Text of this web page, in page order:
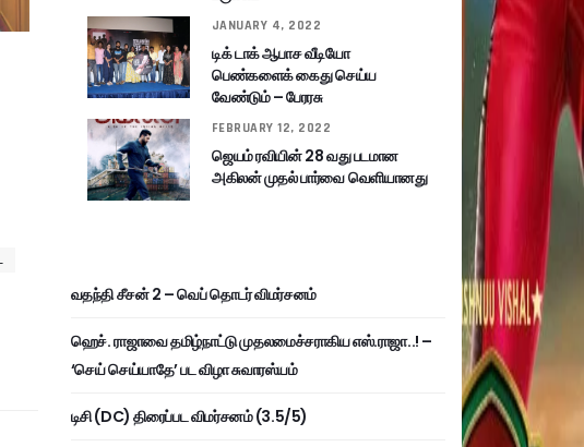
JANUARY 4, 2022
டிக் டாக் ஆபாச வீடியோ
பெண்களைக் கைது செய்ய
வேண்டும் – பேரரசு
FEBRUARY 12, 2022
ஜெயம் ரவியின் 28 வது படமான
அகிலன் முதல் பார்வை வெளியானது
வதந்தி சீசன் 2 – வெப் தொடர் விமர்சனம்
ஹெச். ராஜாவை தமிழ்நாட்டு முதலமைச்சராகிய எஸ்.ராஜா..! –
‘செய் செய்யாதே’ பட விழா சுவாரஸ்யம்
டிசி (DC) திரைப்பட விமர்சனம் (3.5/5)